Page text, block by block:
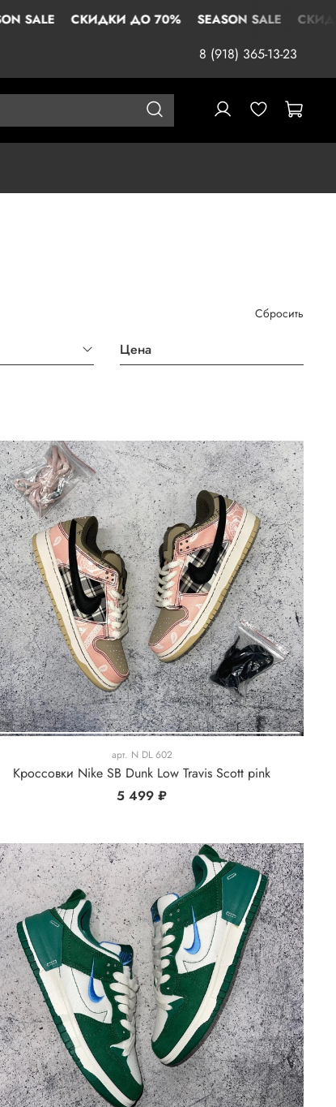
СКИДКИ ДО 70% SEASON SALE СКИДКИ ДО
8 (918) 365-13-23
Сбросить
Цена
арт. N DL 602
Кроссовки Nike SB Dunk Low Travis Scott pink
5 499 ₽